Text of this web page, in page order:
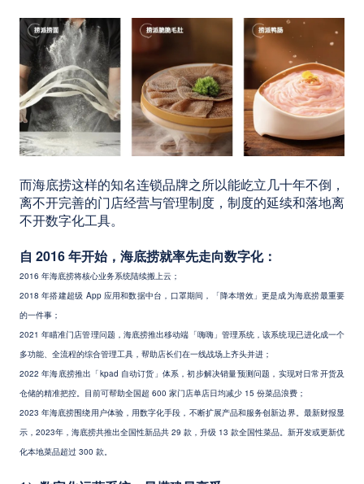
而海底捞这样的知名连锁品牌之所以能屹立几十年不倒，
离不开完善的门店经营与管理制度，制度的延续和落地离
不开数字化工具。
自 2016 年开始，海底捞就率先走向数字化：
2016 年海底捞将核心业务系统陆续搬上云；
2018 年搭建超级 App 应用和数据中台，口罩期间，「降本增效」更是成为海底捞最重要
的一件事；
2021 年瞄准门店管理问题，海底捞推出移动端「嗨嗨」管理系统，该系统现已进化成一个
多功能、全流程的综合管理工具，帮助店长们在一线战场上齐头并进；
2022 年海底捞推出「kpad 自动订货」体系，初步解决销量预测问题，实现对日常开货及
仓储的精准把控。目前可帮助全国超 600 家门店单店日均减少 15 份菜品浪费；
2023 年海底捞围绕用户体验，用数字化手段，不断扩展产品和服务创新边界。最新财报显
示，2023年，海底捞共推出全国性新品共 29 款，升级 13 款全国性菜品。新开发或更新优
化本地菜品超过 300 款。